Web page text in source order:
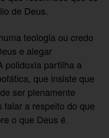
de Deus.
teologia ou credo
e alegar
polidoxia partilha a
que insiste que
ser plenamente
a respeito do que
o que Deus é.